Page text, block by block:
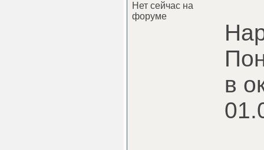
Нет сейчас на
форуме
в